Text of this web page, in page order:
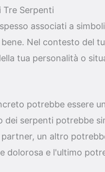
Tre Serpenti
associati a
bene. Nel contesto del
tua personalità o
potrebbe essere
dei serpenti potrebbe
un altro
dolorosa e l'ultimo